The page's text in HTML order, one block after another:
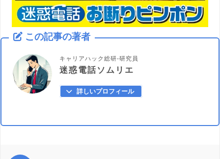
この記事の著者
キャリアハック総研-研究員
迷惑電話ソムリエ
詳しいプロフィール